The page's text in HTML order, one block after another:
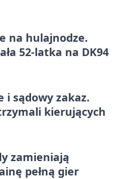
na hulajnodze.
52-latka na DK94
i sądowy zakaz.
kierujących
zamieniają
pełną gier